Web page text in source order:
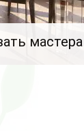
мастера